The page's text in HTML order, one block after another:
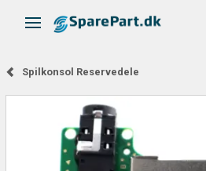
Skifte navigation
Spilkonsol Reservedele